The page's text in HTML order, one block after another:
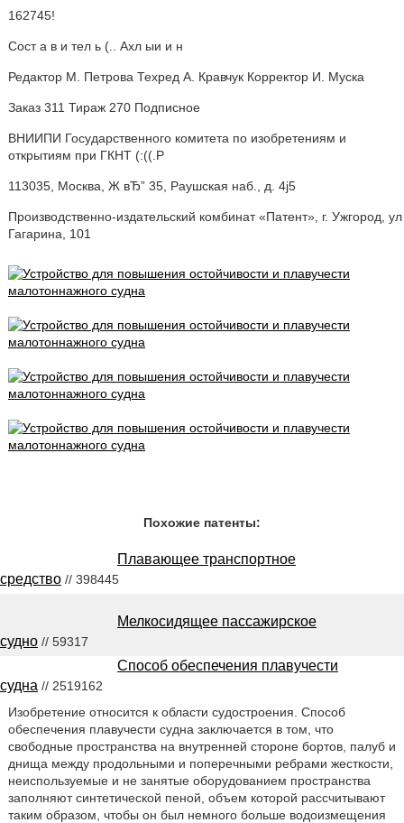
162745!
Сост а в и тел ь (.. Ахл ыи и н
Редактор М. Петрова Техред А. Кравчук Корректор И. Муска
Заказ 311 Тираж 270 Подписное
ВНИИПИ Государственного комитета по изобретениям и
открытиям при ГКНТ (:((.Р
113035, Москва, Ж вЂ” 35, Раушская наб., д. 4j5
Производственно-издательский комбинат «Патент», г. Ужгород, ул
Гагарина, 101
Похожие патенты:
Плавающее транспортное
средство // 398445
Мелкосидящее пассажирское
судно // 59317
Способ обеспечения плавучести
судна // 2519162
Изобретение относится к области судостроения. Способ
обеспечения плавучести судна заключается в том, что
свободные пространства на внутренней стороне бортов, палуб и
днища между продольными и поперечными ребрами жесткости,
неиспользуемые и не занятые оборудованием пространства
заполняют синтетической пеной, объем которой рассчитывают
таким образом, чтобы он был немного больше водоизмещения